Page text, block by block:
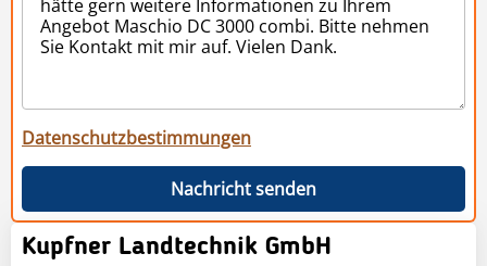
Datenschutzbestimmungen
Nachricht senden
Kupfner Landtechnik GmbH